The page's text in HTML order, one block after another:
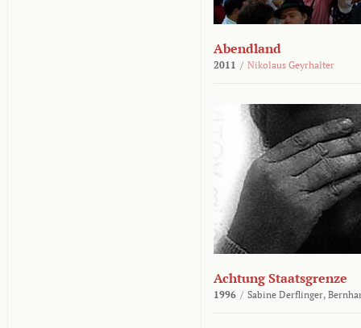
Abendland
2011 / Nikolaus Geyrhalter
Achtung Staatsgrenze
1996 / Sabine Derflinger,